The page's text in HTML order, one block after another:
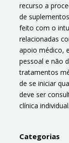
recurso a
de
feito com o
relacionadas
apoio médico,
pessoal e não
tratamentos
de se iniciar
deve ser
clínica individual.
Categorias